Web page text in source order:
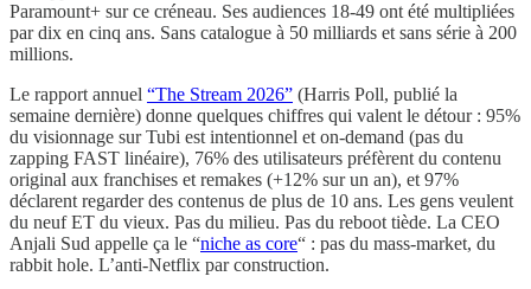
Paramount+ sur ce créneau. Ses audiences 18-49 ont été multipliées
par dix en cinq ans. Sans catalogue à 50 milliards et sans série à 200
millions.
Le rapport annuel “The Stream 2026” (Harris Poll, publié la
semaine dernière) donne quelques chiffres qui valent le détour : 95%
du visionnage sur Tubi est intentionnel et on-demand (pas du
zapping FAST linéaire), 76% des utilisateurs préfèrent du contenu
original aux franchises et remakes (+12% sur un an), et 97%
déclarent regarder des contenus de plus de 10 ans. Les gens veulent
du neuf ET du vieux. Pas du milieu. Pas du reboot tiède. La CEO
Anjali Sud appelle ça le “niche as core“ : pas du mass-market, du
rabbit hole. L’anti-Netflix par construction.